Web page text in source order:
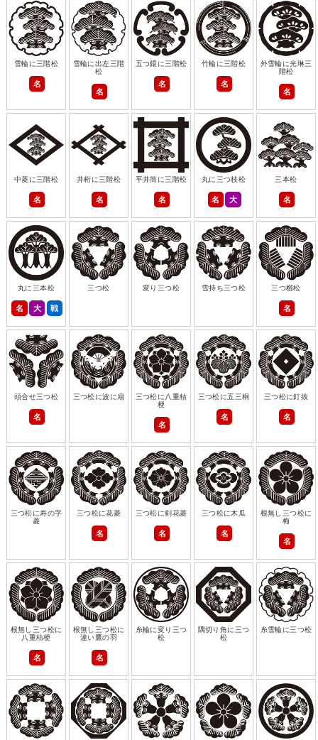
雪輪に三階松
名
雪輪に出左三階
松
名
五つ鐶に三階松
名
竹輪に三階松
名
外雪輪に光琳三
階松
名
中菱に三階松
名
井桁に三階松
名
平井筒に三階松
名
丸に三つ枝松
名 大
三本松
名
丸に三本松
名 大 戦
三つ松 変り三つ松 雪持ち三つ松 三つ櫛松
名
頭合せ三つ松
名
三つ松に波に扇
三つ松に八重桔
梗
名
三つ松に五三桐
名
三つ松に釘抜
名
三つ松に寿の字
菱
三つ松に花菱
名
三つ松に剣花菱
名
三つ松に木瓜
名
根無し三つ松に
梅
名
根無し三つ松に
八重桔梗
名
根無し三つ松に
違い鷹の羽
名
糸輪に変り三つ
松
隅切り角に三つ
松
糸雪輪に三つ松